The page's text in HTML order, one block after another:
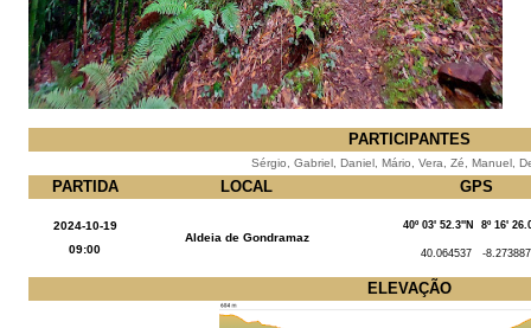
PARTICIPANTES
Sérgio, Gabriel, Daniel, Mário, Vera, Zé, Manuel,
PARTIDA LOCAL GPS
2024-10-19
09:00
Aldeia de Gondramaz
40º 03' 52.3''N 8º 16'
40.064537 -8.273887
ELEVAÇÃO